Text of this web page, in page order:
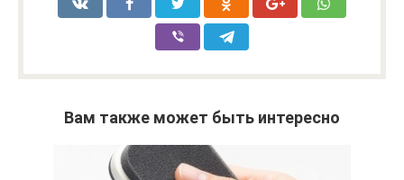
Вам также может быть интересно